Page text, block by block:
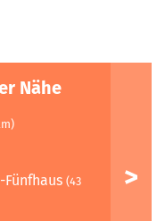
Nähe
(43